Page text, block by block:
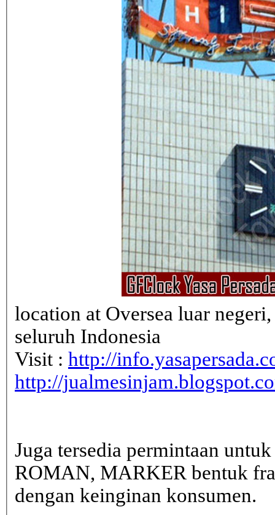
location at Oversea luar
seluruh Indonesia
Visit : http://
http://
Juga tersedia permintaan
ROMAN, MARKER bentuk
dengan keinginan konsumen.